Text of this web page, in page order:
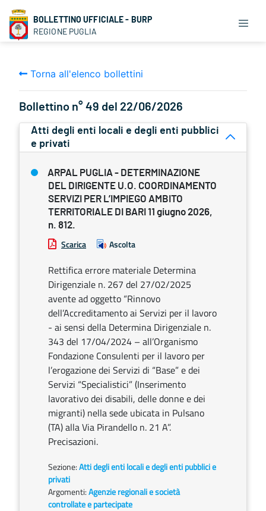
BOLLETTINO UFFICIALE - BURP
REGIONE PUGLIA
Torna all'elenco bollettini
Bollettino n° 49 del 22/06/2026
Atti degli enti locali e degli enti pubblici
e privati
ARPAL PUGLIA - DETERMINAZIONE
DEL DIRIGENTE U.O. COORDINAMENTO
SERVIZI PER L’IMPIEGO AMBITO
TERRITORIALE DI BARI 11 giugno 2026,
n. 812.
Scarica Ascolta
Rettifica errore materiale Determina
Dirigenziale n. 267 del 27/02/2025
avente ad oggetto “Rinnovo
dell’Accreditamento ai Servizi per il lavoro
- ai sensi della Determina Dirigenziale n.
343 del 17/04/2024 – all’Organismo
Fondazione Consulenti per il lavoro per
l’erogazione dei Servizi di “Base” e dei
Servizi “Specialistici” (Inserimento
lavorativo dei disabili, delle donne e dei
migranti) nella sede ubicata in Pulsano
(TA) alla Via Pirandello n. 21 A”.
Precisazioni.
Sezione:Atti degli enti locali e degli enti pubblici e
privati
Argomenti:Agenzie regionali e società
controllate e partecipate